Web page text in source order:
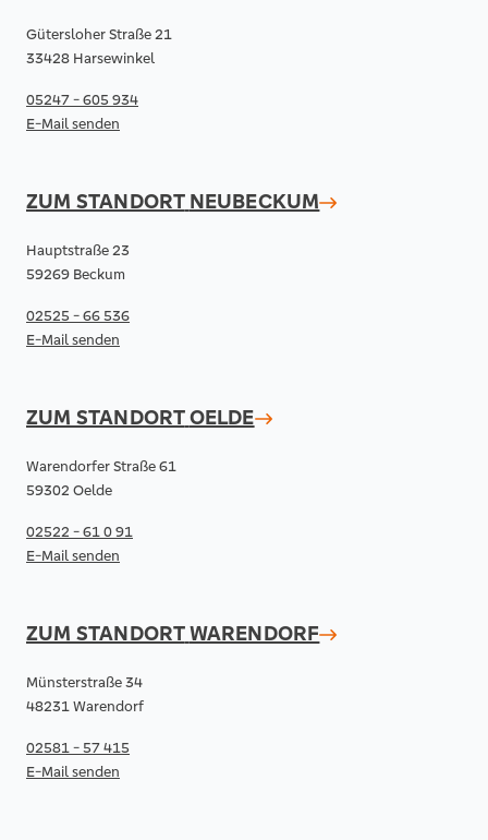
Gütersloher Straße 21
33428 Harsewinkel
05247 - 605 934
E-Mail senden
ZUM STANDORT NEUBECKUM
Hauptstraße 23
59269 Beckum
02525 - 66 536
E-Mail senden
ZUM STANDORTOELDE
Warendorfer Straße 61
59302 Oelde
02522 - 61 0 91
E-Mail senden
ZUM STANDORTWARENDORF
Münsterstraße 34
48231 Warendorf
02581 - 57 415
E-Mail senden